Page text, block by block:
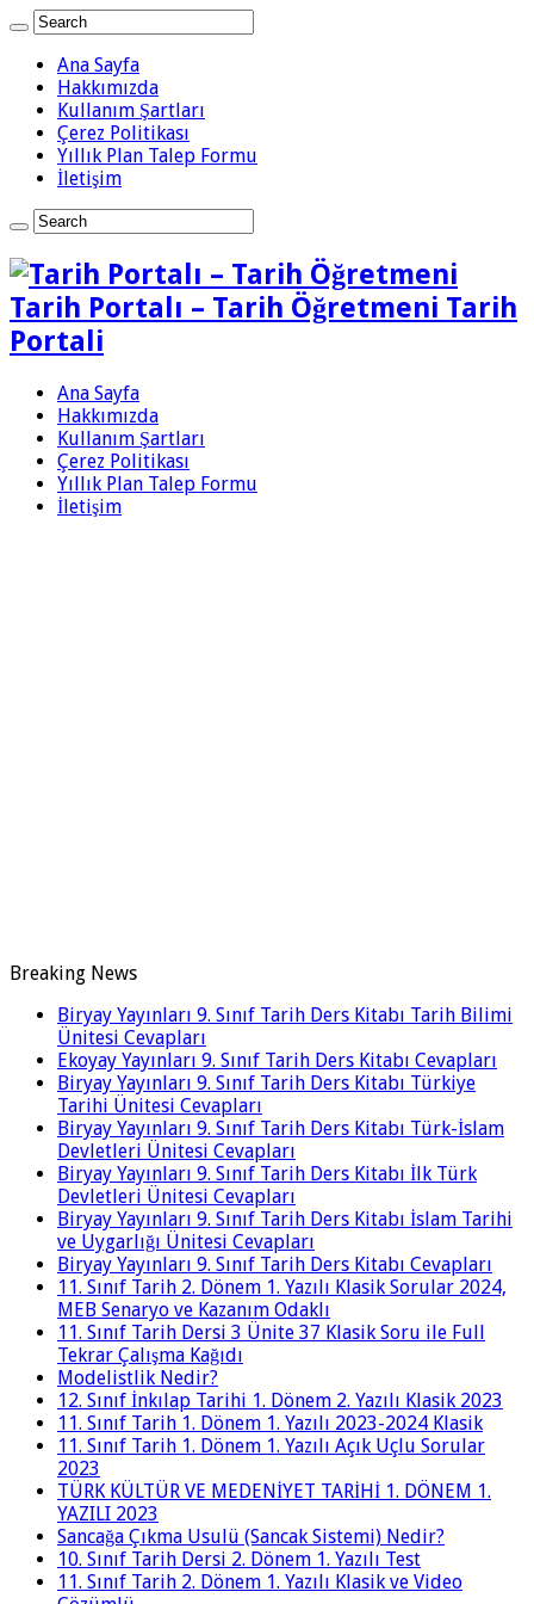
Ana Sayfa
Hakkımızda
Kullanım Şartları
Çerez Politikası
Yıllık Plan Talep Formu
İletişim
Tarih Portalı – Tarih Öğretmeni Tarih
Portali
Ana Sayfa
Hakkımızda
Kullanım Şartları
Çerez Politikası
Yıllık Plan Talep Formu
İletişim
Breaking News
Biryay Yayınları 9. Sınıf Tarih Ders Kitabı Tarih Bilimi
Ünitesi Cevapları
Ekoyay Yayınları 9. Sınıf Tarih Ders Kitabı Cevapları
Biryay Yayınları 9. Sınıf Tarih Ders Kitabı Türkiye
Tarihi Ünitesi Cevapları
Biryay Yayınları 9. Sınıf Tarih Ders Kitabı Türk-İslam
Devletleri Ünitesi Cevapları
Biryay Yayınları 9. Sınıf Tarih Ders Kitabı İlk Türk
Devletleri Ünitesi Cevapları
Biryay Yayınları 9. Sınıf Tarih Ders Kitabı İslam Tarihi
ve Uygarlığı Ünitesi Cevapları
Biryay Yayınları 9. Sınıf Tarih Ders Kitabı Cevapları
11. Sınıf Tarih 2. Dönem 1. Yazılı Klasik Sorular 2024,
MEB Senaryo ve Kazanım Odaklı
11. Sınıf Tarih Dersi 3 Ünite 37 Klasik Soru ile Full
Tekrar Çalışma Kağıdı
Modelistlik Nedir?
12. Sınıf İnkılap Tarihi 1. Dönem 2. Yazılı Klasik 2023
11. Sınıf Tarih 1. Dönem 1. Yazılı 2023-2024 Klasik
11. Sınıf Tarih 1. Dönem 1. Yazılı Açık Uçlu Sorular
2023
TÜRK KÜLTÜR VE MEDENİYET TARİHİ 1. DÖNEM 1.
YAZILI 2023
Sancağa Çıkma Usulü (Sancak Sistemi) Nedir?
10. Sınıf Tarih Dersi 2. Dönem 1. Yazılı Test
11. Sınıf Tarih 2. Dönem 1. Yazılı Klasik ve Video